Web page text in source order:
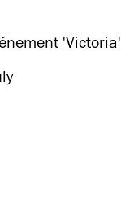
'Victoria'